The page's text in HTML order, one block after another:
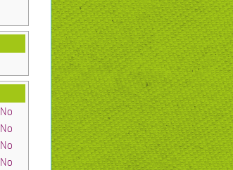
No
No
No
No